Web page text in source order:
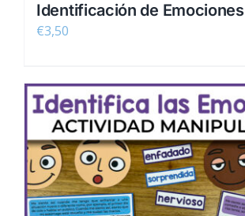
Identificación de Emociones
€3,50